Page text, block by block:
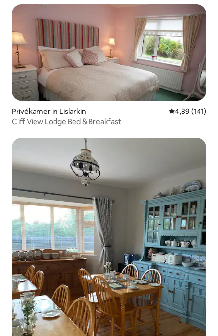
Privékamer in Lislarkin Gemiddelde
4,89 (141)
Cliff View Lodge Bed & Breakfast